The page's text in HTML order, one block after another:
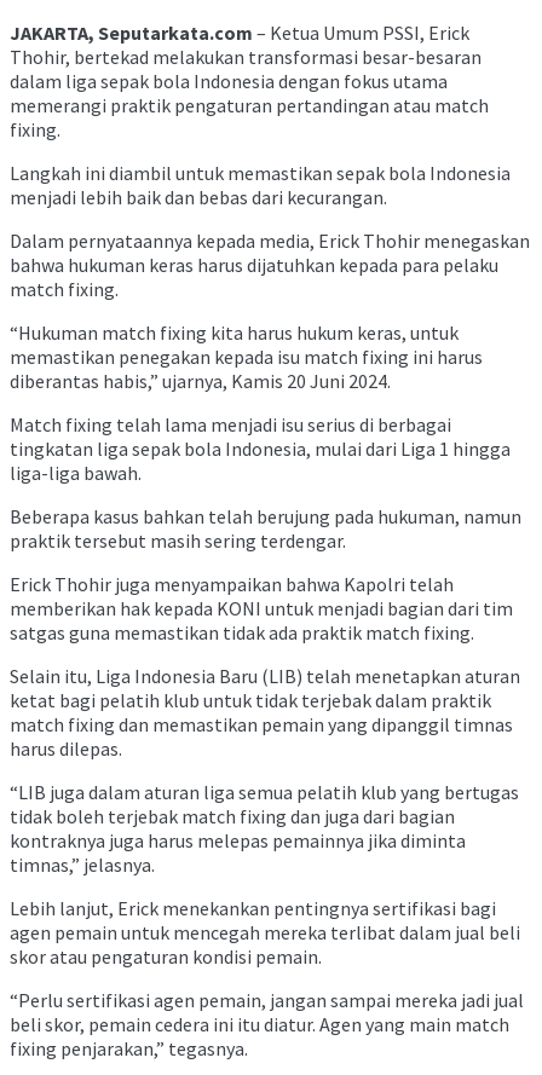
JAKARTA, Seputarkata.com – Ketua Umum PSSI, Erick
Thohir, bertekad melakukan transformasi besar-besaran
dalam liga sepak bola Indonesia dengan fokus utama
memerangi praktik pengaturan pertandingan atau match
fixing.
Langkah ini diambil untuk memastikan sepak bola Indonesia
menjadi lebih baik dan bebas dari kecurangan.
Dalam pernyataannya kepada media, Erick Thohir menegaskan
bahwa hukuman keras harus dijatuhkan kepada para pelaku
match fixing.
“Hukuman match fixing kita harus hukum keras, untuk
memastikan penegakan kepada isu match fixing ini harus
diberantas habis,” ujarnya, Kamis 20 Juni 2024.
Match fixing telah lama menjadi isu serius di berbagai
tingkatan liga sepak bola Indonesia, mulai dari Liga 1 hingga
liga-liga bawah.
Beberapa kasus bahkan telah berujung pada hukuman, namun
praktik tersebut masih sering terdengar.
Erick Thohir juga menyampaikan bahwa Kapolri telah
memberikan hak kepada KONI untuk menjadi bagian dari tim
satgas guna memastikan tidak ada praktik match fixing.
Selain itu, Liga Indonesia Baru (LIB) telah menetapkan aturan
ketat bagi pelatih klub untuk tidak terjebak dalam praktik
match fixing dan memastikan pemain yang dipanggil timnas
harus dilepas.
“LIB juga dalam aturan liga semua pelatih klub yang bertugas
tidak boleh terjebak match fixing dan juga dari bagian
kontraknya juga harus melepas pemainnya jika diminta
timnas,” jelasnya.
Lebih lanjut, Erick menekankan pentingnya sertifikasi bagi
agen pemain untuk mencegah mereka terlibat dalam jual beli
skor atau pengaturan kondisi pemain.
“Perlu sertifikasi agen pemain, jangan sampai mereka jadi jual
beli skor, pemain cedera ini itu diatur. Agen yang main match
fixing penjarakan,” tegasnya.